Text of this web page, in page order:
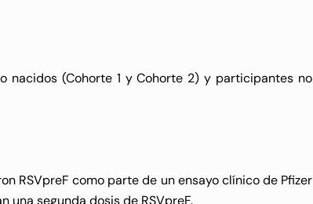
nacidos (Cohorte 1 y Cohorte 2) y participantes no
RSVpreF como parte de un ensayo clínico de Pfizer
segunda dosis de RSVpreF.